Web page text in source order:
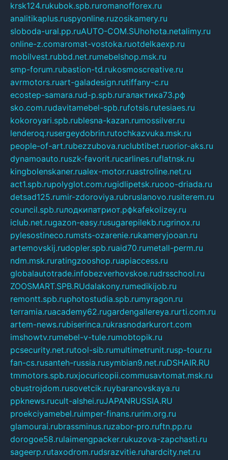
krsk124.rukubok.spb.ruromanofforex.ru
analitikaplus.ruspyonline.ruzosikamery.ru
sloboda-ural.pp.ruAUTO-COM.SUhohota.netalimy.ru
online-z.comaromat-vostoka.ruotdelkaexp.ru
mobilvest.rubbd.net.rumebelshop.msk.ru
smp-forum.rubastion-td.rukosmoscreative.ru
avrmotors.ruart-galadesign.rutiffany-c.ru
ecostep-samara.rud-p.spb.ruгалактика73.рф
sko.com.rudavitamebel-spb.rufotsis.rutesiaes.ru
kokoroyari.spb.rublesna-kazan.rumossilver.ru
lenderoq.rusergeydobrin.rutochkazvuka.msk.ru
people-of-art.rubezzubova.ruclubtibet.ruorior-aks.ru
dynamoauto.ruszk-favorit.rucarlines.ruflatnsk.ru
kingbolenskaner.rualex-motor.ruastroline.net.ru
act1.spb.rupolyglot.com.rugidlipetsk.ruooo-driada.ru
detsad125.rumir-zdoroviya.rubruslanovo.rusiterem.ru
council.spb.ruлодкипатриот.рфkafekolizey.ru
iclub.net.rugazon-easy.rusugarepilekb.rugrinox.ru
pylesostineco.rumsts-ozarenie.rukameryjooan.ru
artemovskij.rudopler.spb.ruaid70.rumetall-perm.ru
ndm.msk.ruratingzooshop.ruapiaccess.ru
globalautotrade.infobezverhovskoe.rudrsschool.ru
ZOOSMART.SPB.RUdalakony.rumedikijob.ru
remontt.spb.ruphotostudia.spb.rumyragon.ru
terramia.ruacademy62.rugardengallereya.rurti.com.ru
artem-news.rubiserinca.rukrasnodarkurort.com
imshowtv.rumebel-v-tule.rumobtopik.ru
pcsecurity.net.rutool-sib.rumultimetrunit.rusp-tour.ru
fan-cs.rusanteh-russia.rusymbian9.net.ruDSHAIR.RU
tmmotors.spb.ruxjocuricopii.commusavtomat.msk.ru
obustrojdom.rusovetcik.ruybaranovskaya.ru
ppknews.rucult-alshei.ruJAPANRUSSIA.RU
proekciyamebel.ruimper-finans.rurim.org.ru
glamourai.rubrassminus.ruzabor-pro.ruftn.pp.ru
dorogoe58.rulaimengpacker.rukuzova-zapchasti.ru
sageerp.rutaxodrom.rudsrazvitie.ruhardcity.net.ru